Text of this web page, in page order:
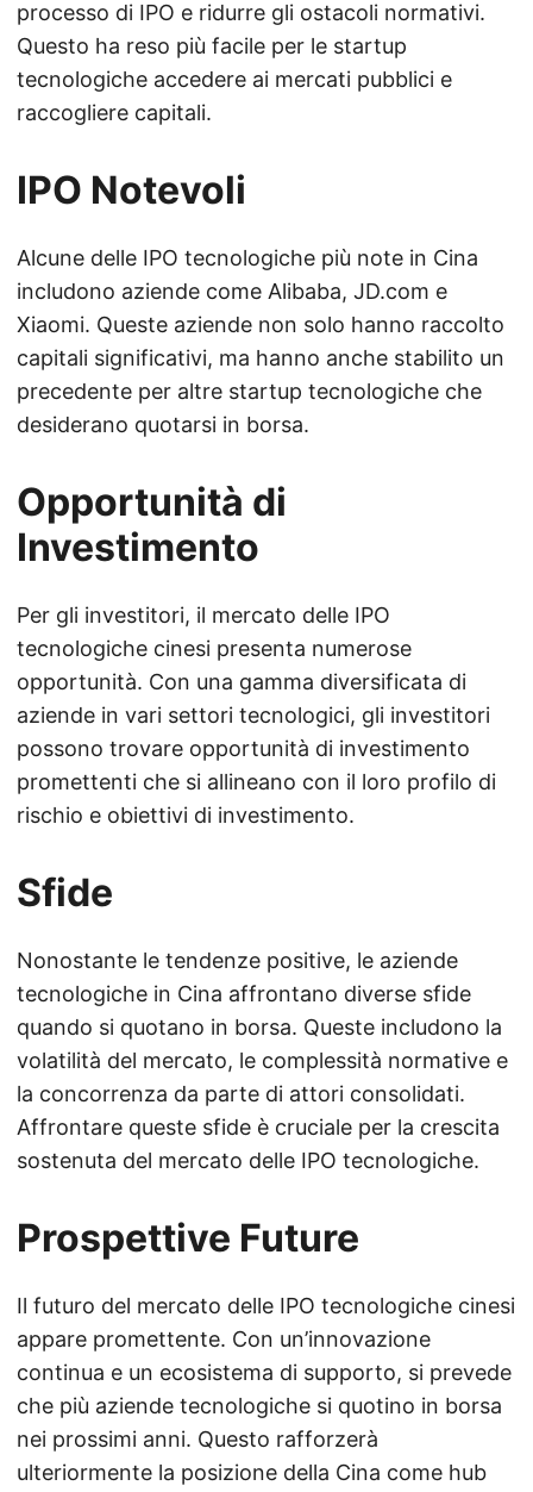
processo di IPO e ridurre gli ostacoli normativi.
Questo ha reso più facile per le startup
tecnologiche accedere ai mercati pubblici e
raccogliere capitali.
IPO Notevoli
Alcune delle IPO tecnologiche più note in Cina
includono aziende come Alibaba, JD.com e
Xiaomi. Queste aziende non solo hanno raccolto
capitali significativi, ma hanno anche stabilito un
precedente per altre startup tecnologiche che
desiderano quotarsi in borsa.
Opportunità di
Investimento
Per gli investitori, il mercato delle IPO
tecnologiche cinesi presenta numerose
opportunità. Con una gamma diversificata di
aziende in vari settori tecnologici, gli investitori
possono trovare opportunità di investimento
promettenti che si allineano con il loro profilo di
rischio e obiettivi di investimento.
Sfide
Nonostante le tendenze positive, le aziende
tecnologiche in Cina affrontano diverse sfide
quando si quotano in borsa. Queste includono la
volatilità del mercato, le complessità normative e
la concorrenza da parte di attori consolidati.
Affrontare queste sfide è cruciale per la crescita
sostenuta del mercato delle IPO tecnologiche.
Prospettive Future
Il futuro del mercato delle IPO tecnologiche cinesi
appare promettente. Con un’innovazione
continua e un ecosistema di supporto, si prevede
che più aziende tecnologiche si quotino in borsa
nei prossimi anni. Questo rafforzerà
ulteriormente la posizione della Cina come hub